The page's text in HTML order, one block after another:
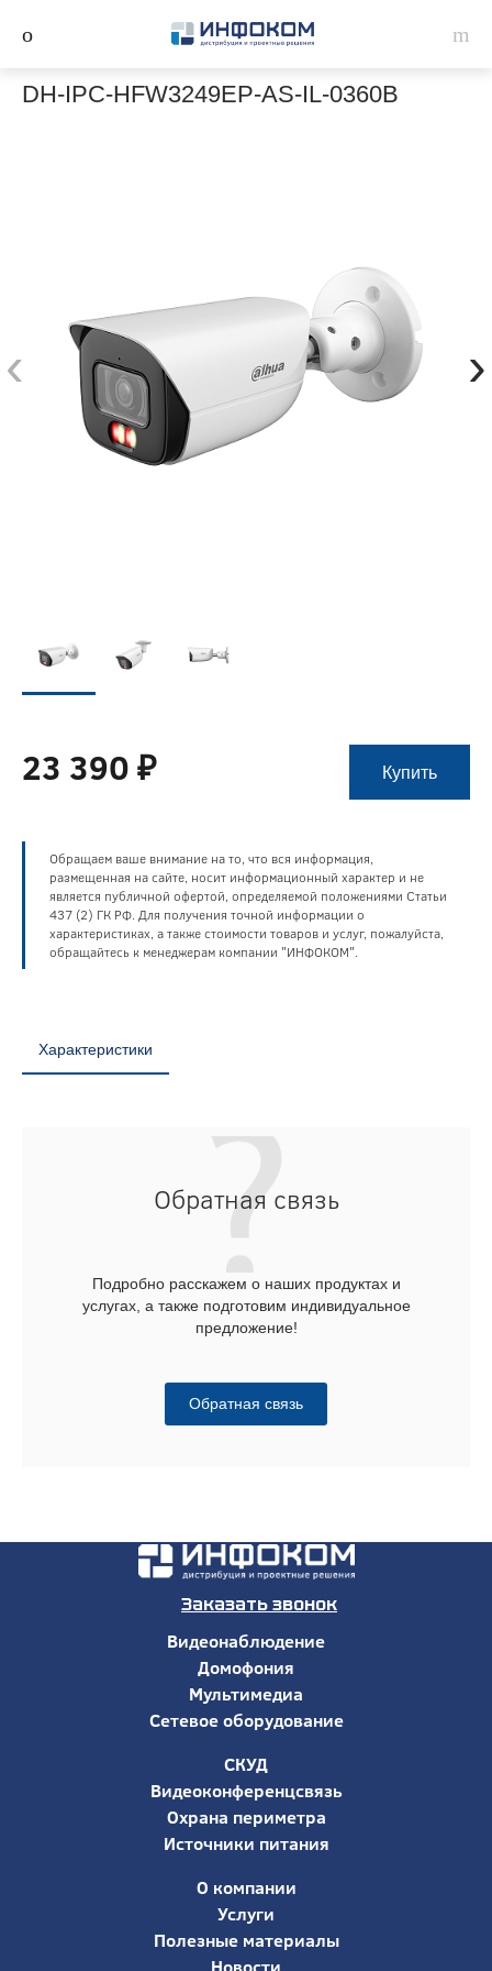
DH-IPC-HFW3249EP-AS-IL-0360B
‹ ›
23 390 ₽ Купить
Обращаем ваше внимание на то, что вся информация,
размещенная на сайте, носит информационный характер и не
является публичной офертой, определяемой положениями Статьи
437 (2) ГК РФ. Для получения точной информации о
характеристиках, а также стоимости товаров и услуг, пожалуйста,
обращайтесь к менеджерам компании "ИНФОКОМ".
Характеристики
Обратная связь
Подробно расскажем о наших продуктах и
услугах, а также подготовим индивидуальное
предложение!
Обратная связь
Заказать звонок
Видеонаблюдение
Домофония
Мультимедиа
Сетевое оборудование
СКУД
Видеоконференцсвязь
Охрана периметра
Источники питания
О компании
Услуги
Полезные материалы